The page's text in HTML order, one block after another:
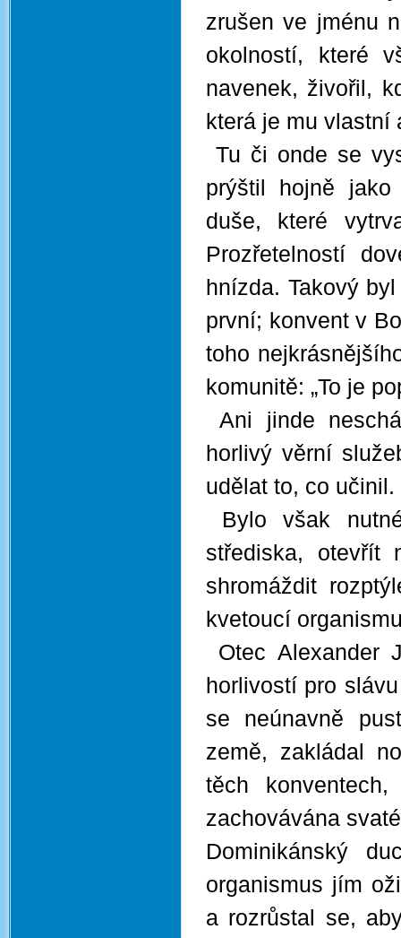
zrušen ve jménu
okolností, které
navenek, živořil,
která je mu vlastní
Tu či onde se
prýštil hojně jako
duše, které
Prozřetelností
hnízda. Takový
první; konvent v
toho
komunitě: „To je
Ani jinde
horlivý věrní
udělat to, co učinil.
Bylo však
střediska, otevřít
shromáždit
kvetoucí
Otec Alexander
horlivostí pro
se neúnavně
země, zakládal
těch
zachovávána
Dominikánský
organismus jím
a rozrůstal se,